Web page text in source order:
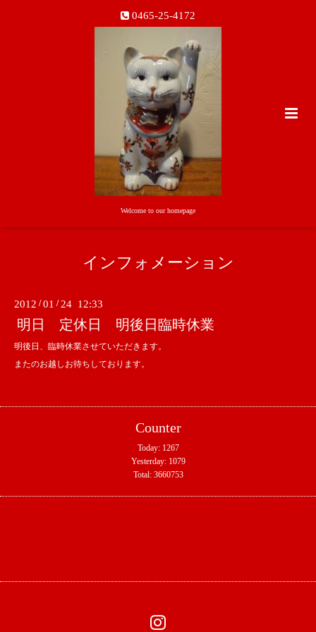
0465-25-4172
Welcome to our homepage
インフォメーション
2012 /01 / 24 12:33
明日 定休日 明後日臨時休業
明後日、臨時休業させていただきます。
またのお越しお待ちしております。
Counter
Today: 1267
Yesterday: 1079
Total: 3660753